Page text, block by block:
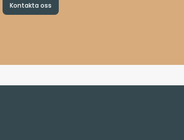
Kontakta oss